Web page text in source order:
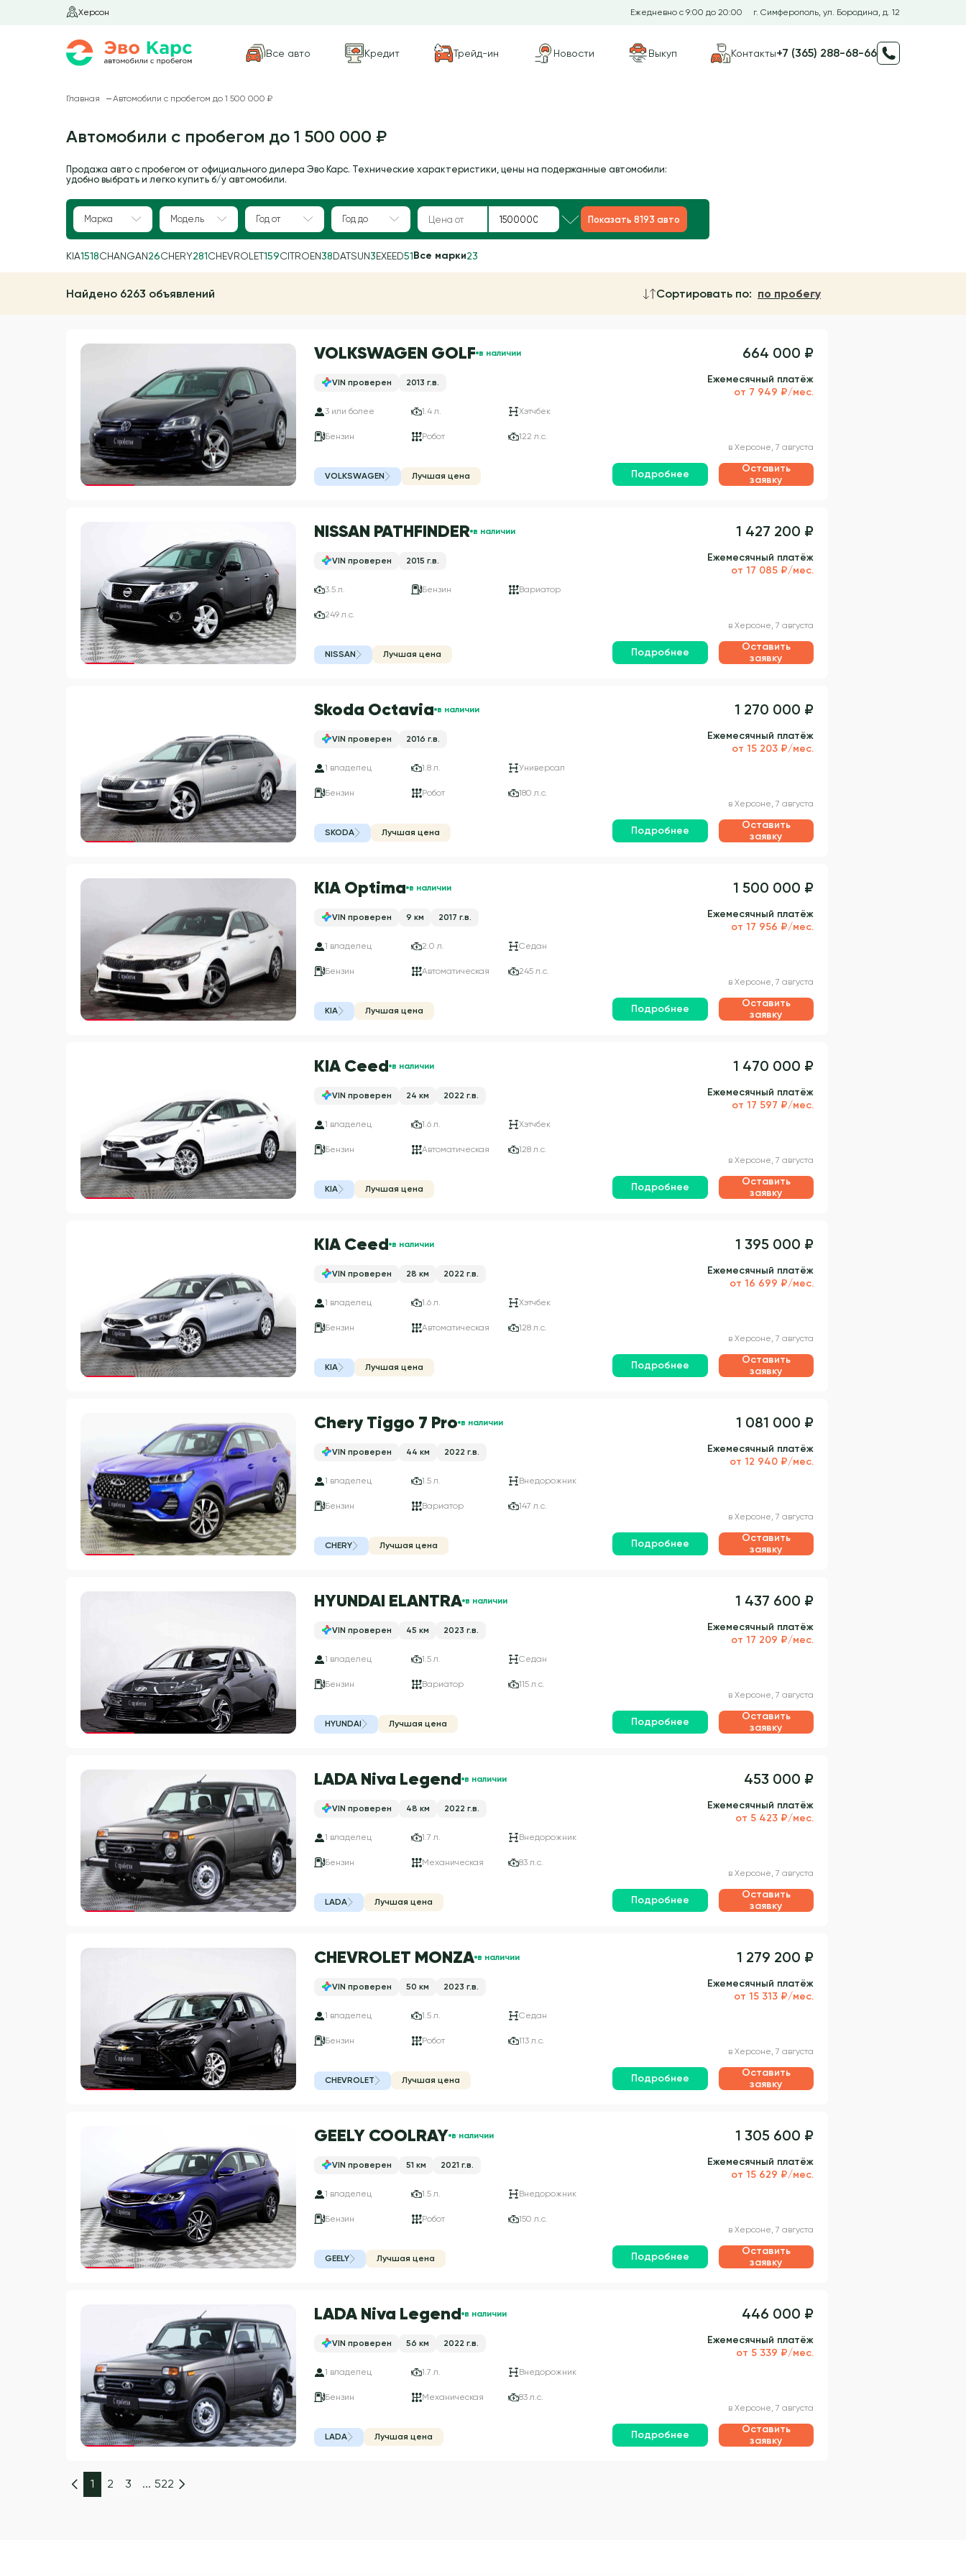
Херсон Ежедневно с 9:00 до 20:00 г. Симферополь, ул. Бородина, д. 12
Все авто Кредит Трейд-ин Новости Выкуп Контакты+7 (365) 288-68-66
Главная Автомобили с пробегом до 1 500 000 ₽
Автомобили с пробегом до 1 500 000 ₽
Продажа авто с пробегом от официального дилера Эво Карс. Технические характеристики, цены на подержанные автомобили:
удобно выбрать и легко купить б/у автомобили.
Марка Модель Год от Год до Показать 8193 авто
KIA1518CHANGAN26CHERY281CHEVROLET159CITROEN38DATSUN3EXEED51Все марки23
Найдено 6263 объявлений Сортировать по: по пробегу
Гарантия 3 года
VOLKSWAGEN GOLF в наличии 664 000 ₽
VIN проверен 2013 г.в.
3 или более 1.4 л. Хэтчбек
Бензин Робот 122 л.с.
VOLKSWAGEN Лучшая цена
Ежемесячный платёж
от 7 949 ₽/мес.
в Херсоне, 7 августа
Подробнее
Оставить
заявку
Гарантия 3 года
NISSAN PATHFINDER в наличии 1 427 200 ₽
VIN проверен 2015 г.в.
3.5 л. Бензин Вариатор
249 л.с.
NISSAN Лучшая цена
Ежемесячный платёж
от 17 085 ₽/мес.
в Херсоне, 7 августа
Подробнее
Оставить
заявку
Гарантия 3 года
Skoda Octavia в наличии 1 270 000 ₽
VIN проверен 2016 г.в.
1 владелец 1.8 л. Универсал
Бензин Робот 180 л.с.
SKODA Лучшая цена
Ежемесячный платёж
от 15 203 ₽/мес.
в Херсоне, 7 августа
Подробнее
Оставить
заявку
Гарантия 3 года
KIA Optima в наличии 1 500 000 ₽
VIN проверен 9 км 2017 г.в.
1 владелец 2.0 л. Седан
Бензин Автоматическая 245 л.с.
KIA Лучшая цена
Ежемесячный платёж
от 17 956 ₽/мес.
в Херсоне, 7 августа
Подробнее
Оставить
заявку
Гарантия 3 года
KIA Ceed в наличии 1 470 000 ₽
VIN проверен 24 км 2022 г.в.
1 владелец 1.6 л. Хэтчбек
Бензин Автоматическая 128 л.с.
KIA Лучшая цена
Ежемесячный платёж
от 17 597 ₽/мес.
в Херсоне, 7 августа
Подробнее
Оставить
заявку
Гарантия 3 года
KIA Ceed в наличии 1 395 000 ₽
VIN проверен 28 км 2022 г.в.
1 владелец 1.6 л. Хэтчбек
Бензин Автоматическая 128 л.с.
KIA Лучшая цена
Ежемесячный платёж
от 16 699 ₽/мес.
в Херсоне, 7 августа
Подробнее
Оставить
заявку
Гарантия 3 года
Chery Tiggo 7 Pro в наличии 1 081 000 ₽
VIN проверен 44 км 2022 г.в.
1 владелец 1.5 л. Внедорожник
Бензин Вариатор 147 л.с.
CHERY Лучшая цена
Ежемесячный платёж
от 12 940 ₽/мес.
в Херсоне, 7 августа
Подробнее
Оставить
заявку
Гарантия 3 года
HYUNDAI ELANTRA в наличии 1 437 600 ₽
VIN проверен 45 км 2023 г.в.
1 владелец 1.5 л. Седан
Бензин Вариатор 115 л.с.
HYUNDAI Лучшая цена
Ежемесячный платёж
от 17 209 ₽/мес.
в Херсоне, 7 августа
Подробнее
Оставить
заявку
Гарантия 3 года
LADA Niva Legend в наличии 453 000 ₽
VIN проверен 48 км 2022 г.в.
1 владелец 1.7 л. Внедорожник
Бензин Механическая 83 л.с.
LADA Лучшая цена
Ежемесячный платёж
от 5 423 ₽/мес.
в Херсоне, 7 августа
Подробнее
Оставить
заявку
Гарантия 3 года
CHEVROLET MONZA в наличии 1 279 200 ₽
VIN проверен 50 км 2023 г.в.
1 владелец 1.5 л. Седан
Бензин Робот 113 л.с.
CHEVROLET Лучшая цена
Ежемесячный платёж
от 15 313 ₽/мес.
в Херсоне, 7 августа
Подробнее
Оставить
заявку
Гарантия 3 года
GEELY COOLRAY в наличии 1 305 600 ₽
VIN проверен 51 км 2021 г.в.
1 владелец 1.5 л. Внедорожник
Бензин Робот 150 л.с.
GEELY Лучшая цена
Ежемесячный платёж
от 15 629 ₽/мес.
в Херсоне, 7 августа
Подробнее
Оставить
заявку
Гарантия 3 года
LADA Niva Legend в наличии 446 000 ₽
VIN проверен 56 км 2022 г.в.
1 владелец 1.7 л. Внедорожник
Бензин Механическая 83 л.с.
LADA Лучшая цена
Ежемесячный платёж
от 5 339 ₽/мес.
в Херсоне, 7 августа
Подробнее
Оставить
заявку
1 2 3 ... 522